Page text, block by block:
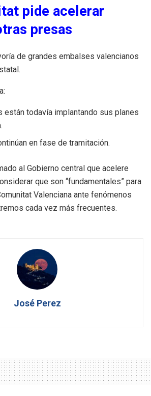
pide acelerar
presas
de grandes embalses valencianos
están todavía implantando sus planes
en fase de tramitación.
al Gobierno central que acelere
que son “fundamentales” para
Valenciana ante fenómenos
cada vez más frecuentes.
José Perez